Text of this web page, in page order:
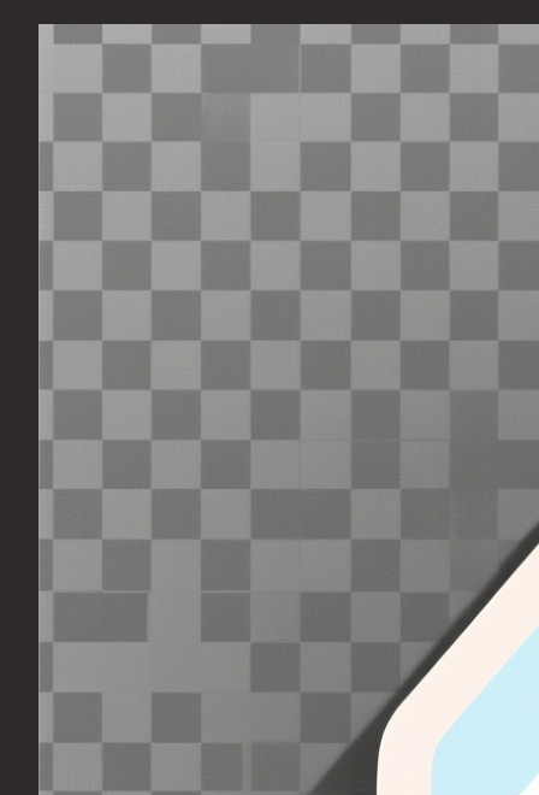
Перейти
содержимому